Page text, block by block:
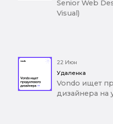
Senior Web
Visual)
22 Июн
Удаленка
Vondo ищет
дизайнера на